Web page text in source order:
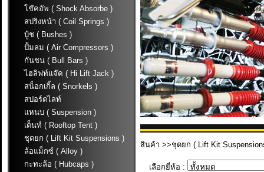
โช๊คอัพ ( Shock Absorbe )
สปริงหน้า ( Coil Springs )
บู้ช ( Bushes )
ปั้มลม ( Air Compressors )
กันชน ( Bull Bars )
ไฮลิฟท์แจ๊ค ( Hi Lift Jack )
สน็อกเกิ้ล ( Snorkels )
สปอร์ตไลท์
แหนบ ( Suspension )
เต็นท์ ( Rooftop Tent )
ชุดยก ( Lift Kit Suspensions )
ล้อแม็กซ์ ( Alloy )
กะทะล้อ ( Hubcaps )
สินค้า >>ชุดยก ( Lift Kit
เลือกยี่ห้อ :